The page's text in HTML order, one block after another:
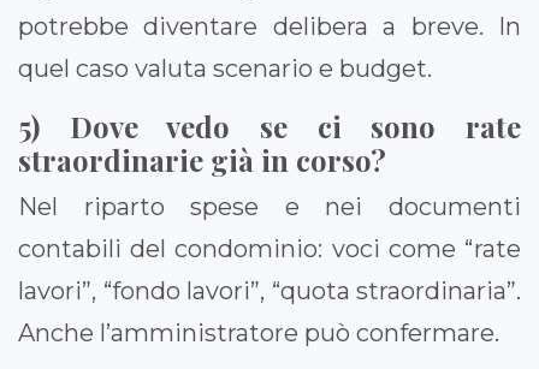
potrebbe diventare delibera a breve. In
quel caso valuta scenario e budget.
5) Dove vedo se ci sono rate
straordinarie già in corso?
Nel riparto spese e nei documenti
contabili del condominio: voci come “rate
lavori”, “fondo lavori”, “quota straordinaria”.
Anche l’amministratore può confermare.